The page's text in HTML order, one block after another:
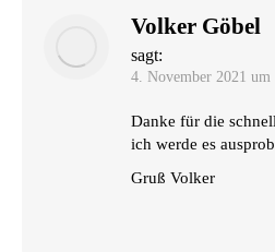
Volker Göbel
sagt:
4. November 2021
Dan­ke für die
ich wer­de es
Gruß Vol­ker